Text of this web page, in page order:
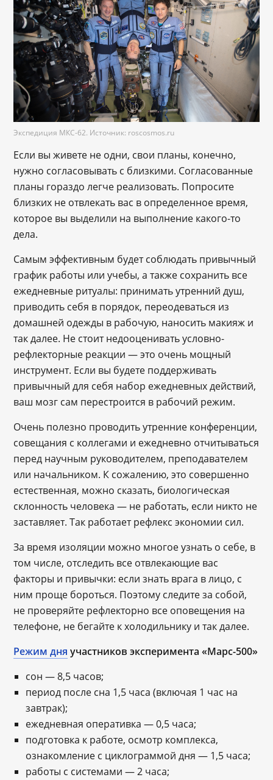
Экспедиция МКС-62. Источник: roscosmos.ru
Если вы живете не одни, свои планы, конечно,
нужно согласовывать с близкими. Согласованные
планы гораздо легче реализовать. Попросите
близких не отвлекать вас в определенное время,
которое вы выделили на выполнение какого-то
дела.
Самым эффективным будет соблюдать привычный
график работы или учебы, а также сохранить все
ежедневные ритуалы: принимать утренний душ,
приводить себя в порядок, переодеваться из
домашней одежды в рабочую, наносить макияж и
так далее. Не стоит недооценивать условно-
рефлекторные реакции — это очень мощный
инструмент. Если вы будете поддерживать
привычный для себя набор ежедневных действий,
ваш мозг сам перестроится в рабочий режим.
Очень полезно проводить утренние конференции,
совещания с коллегами и ежедневно отчитываться
перед научным руководителем, преподавателем
или начальником. К сожалению, это совершенно
естественная, можно сказать, биологическая
склонность человека — не работать, если никто не
заставляет. Так работает рефлекс экономии сил.
За время изоляции можно многое узнать о себе, в
том числе, отследить все отвлекающие вас
факторы и привычки: если знать врага в лицо, с
ним проще бороться. Поэтому следите за собой,
не проверяйте рефлекторно все оповещения на
телефоне, не бегайте к холодильнику и так далее.
Режим дня участников эксперимента «Марс-500»
сон — 8,5 часов;
период после сна 1,5 часа (включая 1 час на
завтрак);
ежедневная оперативка — 0,5 часа;
подготовка к работе, осмотр комплекса,
ознакомление с циклограммой дня — 1,5 часа;
работы с системами — 2 часа;